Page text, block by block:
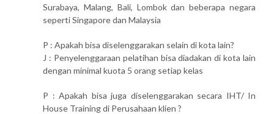
Surabaya, Malang, Bali, Lombok dan beberapa negara
seperti Singapore dan Malaysia
P : Apakah bisa diselenggarakan selain di kota lain?
J : Penyelenggaraan pelatihan bisa diadakan di kota lain
dengan minimal kuota 5 orang setiap kelas
P : Apakah bisa juga diselenggarakan secara IHT/ In
House Training di Perusahaan klien ?